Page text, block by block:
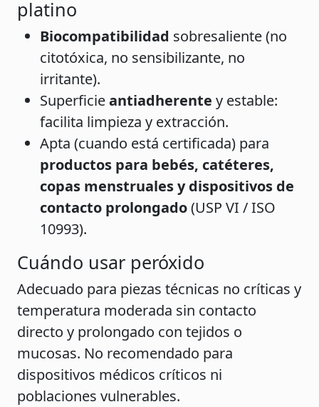
platino
Biocompatibilidad sobresaliente (no
citotóxica, no sensibilizante, no
irritante).
Superficieantiadherente y estable:
facilita limpieza y extracción.
Apta (cuando está certificada) para
productos para bebés, catéteres,
copas menstruales y dispositivos de
contacto prolongado(USP VI / ISO
10993).
Cuándo usar peróxido
Adecuado para piezas técnicas no críticas y
temperatura moderada sin contacto
directo y prolongado con tejidos o
mucosas. No recomendado para
dispositivos médicos críticos ni
poblaciones vulnerables.